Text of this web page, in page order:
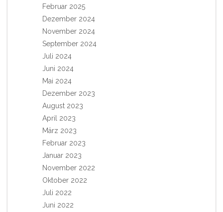
Februar 2025
Dezember 2024
November 2024
September 2024
Juli 2024
Juni 2024
Mai 2024
Dezember 2023
August 2023
April 2023
März 2023
Februar 2023
Januar 2023
November 2022
Oktober 2022
Juli 2022
Juni 2022